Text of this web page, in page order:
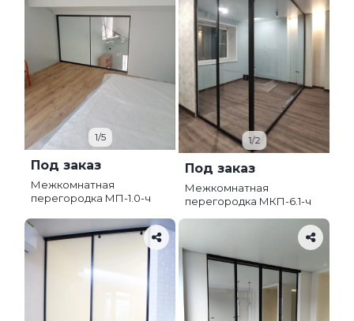
1/5
Под заказ
Межкомнатная
перегородка МП-1.0-ч
1/2
Под заказ
Межкомнатная
перегородка МКП-6.1-ч